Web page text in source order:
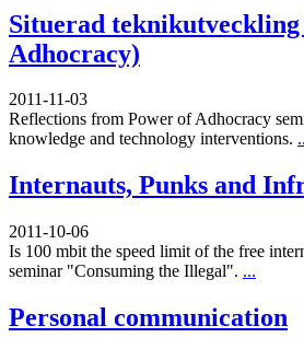
Situerad
Adhocracy)
2011-11-03
Reflections from Power of Adhocracy
knowledge and technology interventions.
Internauts, Punks and
2011-10-06
Is 100 mbit the speed limit of the free
seminar "Consuming the Illegal". ...
Personal communication